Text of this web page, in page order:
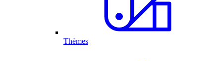
Thèmes